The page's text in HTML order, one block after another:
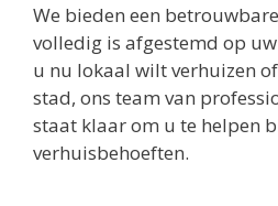
We bieden een
volledig is afgestemd op
u nu lokaal wilt verhuizen
stad, ons team van
staat klaar om u te helpen
verhuisbehoeften.